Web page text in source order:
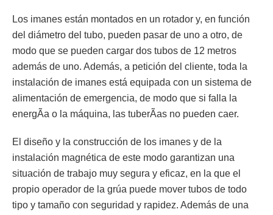
Los imanes están montados en un rotador y, en función
del diámetro del tubo, pueden pasar de uno a otro, de
modo que se pueden cargar dos tubos de 12 metros
además de uno. Además, a petición del cliente, toda la
instalación de imanes está equipada con un sistema de
alimentación de emergencia, de modo que si falla la
energÃ­a o la máquina, las tuberÃ­as no pueden caer.
El diseño y la construcción de los imanes y de la
instalación magnética de este modo garantizan una
situación de trabajo muy segura y eficaz, en la que el
propio operador de la grúa puede mover tubos de todo
tipo y tamaño con seguridad y rapidez. Además de una